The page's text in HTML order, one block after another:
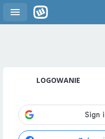
LOGOWANIE